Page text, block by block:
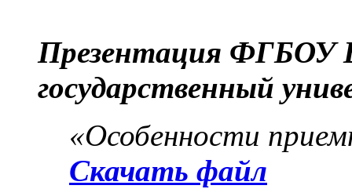
Презентация ФГБОУ
государственный
«Особенности
Скачать файл